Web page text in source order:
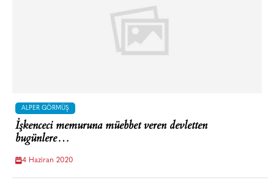
ALPER GÖRMÜŞ
İşkenceci memuruna müebbet veren devletten
bugünlere…
4 Haziran 2020